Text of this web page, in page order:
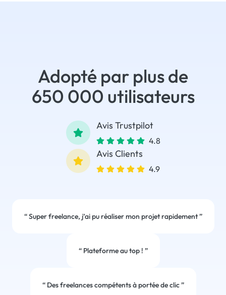
Adopté par plus de
650 000 utilisateurs
Avis Trustpilot
4.8
Avis Clients
4.9
“Super freelance, j’ai pu réaliser mon projet rapidement”
“Plateforme au top ! ”
“Des freelances compétents à portée de clic”